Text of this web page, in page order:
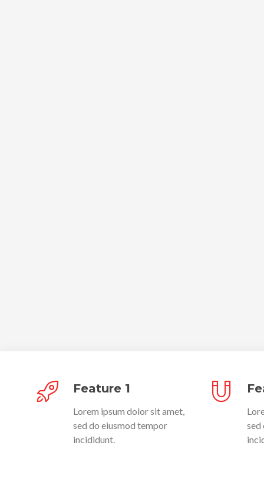
Feature 1
Lorem ipsum dolor sit amet,
sed do eiusmod tempor
incididunt.
sed